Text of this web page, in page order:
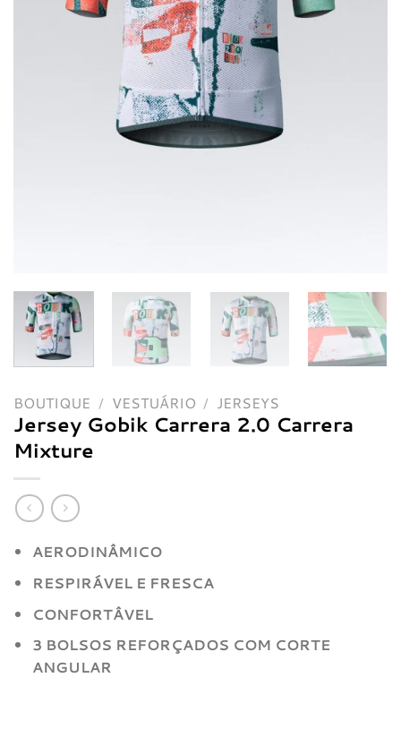
BOUTIQUE / VESTUÁRIO / JERSEYS
Jersey Gobik Carrera 2.0 Carrera
Mixture
AERODINÂMICO
RESPIRÁVEL E FRESCA
CONFORTÂVEL
3 BOLSOS REFORÇADOS COM CORTE
ANGULAR